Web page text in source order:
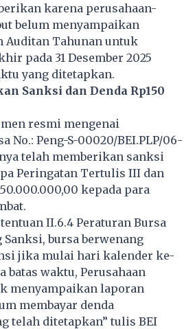
karena perusahaan-
belum menyampaikan
Auditan Tahunan untuk
pada 31 Desember 2025
yang ditetapkan.
Sanksi dan Denda Rp150
resmi mengenai
No.: Peng-S-00020/BEI.PLP/06-
telah memberikan sanksi
Peringatan Tertulis III dan
kepada para
II.6.4 Peraturan Bursa
bursa berwenang
jika mulai hari kalender ke-
batas waktu, Perusahaan
menyampaikan laporan
membayar denda
telah ditetapkan” tulis BEI